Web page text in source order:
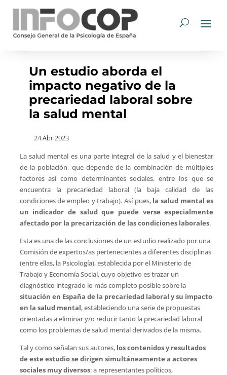
Un estudio aborda el
impacto negativo de la
precariedad laboral sobre
la salud mental
24 Abr 2023
La salud mental es una parte integral de la salud y el bienestar
de la población, que depende de la combinación de múltiples
factores así como determinantes sociales, entre los que se
encuentra la precariedad laboral (la baja calidad de las
condiciones de empleo y trabajo). Así pues, la salud mental es
un indicador de salud que puede verse especialmente
afectado por la precarización de las condiciones laborales.
Esta es una de las conclusiones de un estudio realizado por una
Comisión de expertos/as pertenecientes a diferentes disciplinas
(entre ellas, la Psicología), establecida por el Ministerio de
Trabajo y Economía Social, cuyo objetivo es trazar un
diagnóstico integrado lo más completo posible sobre la
situación en España de la precariedad laboral y su impacto
en la salud mental, estableciendo una serie de propuestas
orientadas a eliminar y/o reducir tanto la precariedad laboral
como los problemas de salud mental derivados de la misma.
Tal y como señalan sus autores, los contenidos y resultados
de este estudio se dirigen simultáneamente a actores
sociales muy diversos: a representantes políticos,